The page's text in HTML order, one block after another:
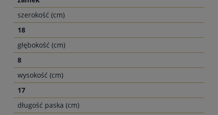
szerokość (cm)
18
głębokość (cm)
8
wysokość (cm)
17
długość paska (cm)